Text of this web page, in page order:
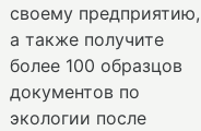
своему предприятию,
а также получите
более 100 образцов
документов по
экологии после